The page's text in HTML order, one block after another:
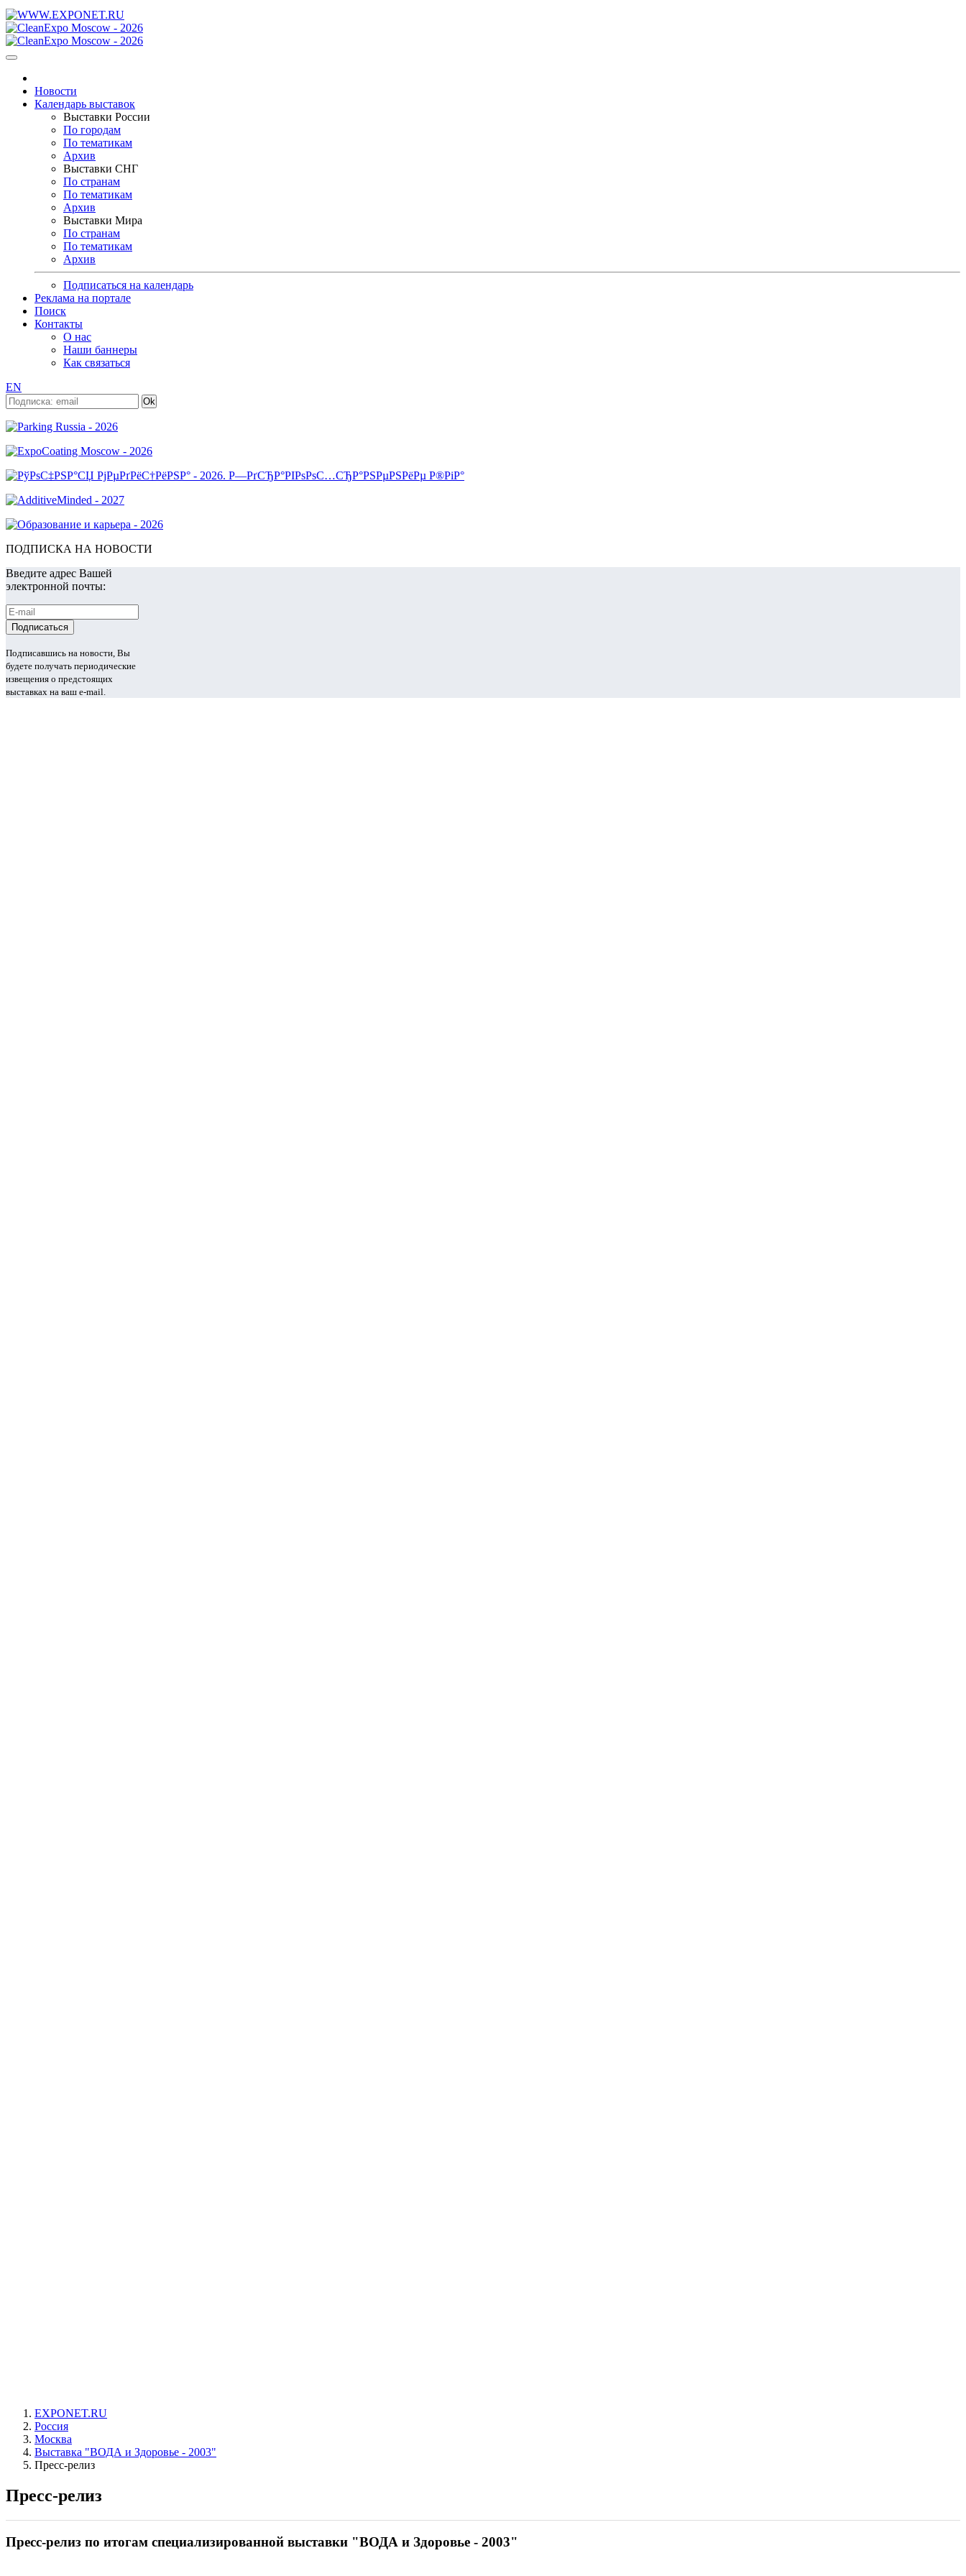
Новости
Календарь выставок
Выставки России
По городам
По тематикам
Архив
Выставки СНГ
По странам
По тематикам
Архив
Выставки Мира
По странам
По тематикам
Архив
Подписаться на календарь
Реклама на портале
Поиск
Контакты
О нас
Наши баннеры
Как связаться
EN
ПОДПИСКА НА НОВОСТИ
Введите адрес Вашей
электронной почты:
Подписавшись на новости, Вы
будете получать периодические
извещения о предстоящих
выставках на ваш e-mail.
EXPONET.RU
Россия
Москва
Выставка "ВОДА и Здоровье - 2003"
Пресс-релиз
Пресс-релиз
Пресс-релиз по итогам специализированной выставки "ВОДА и Здоровье - 2003"